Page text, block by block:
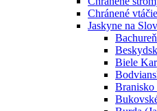
Chránené
Jaskyne na
Biele
Branisko